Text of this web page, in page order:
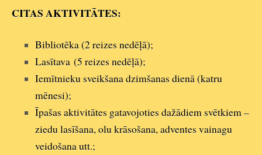
CITAS AKTIVITĀTES:
Bibliotēka (2 reizes nedēļā);
Lasītava (5 reizes nedēļā);
Iemītnieku sveikšana dzimšanas dienā (katru
mēnesi);
Īpašas aktivitātes gatavojoties dažādiem svētkiem –
ziedu lasīšana, olu krāsošana, adventes vainagu
veidošana utt.;